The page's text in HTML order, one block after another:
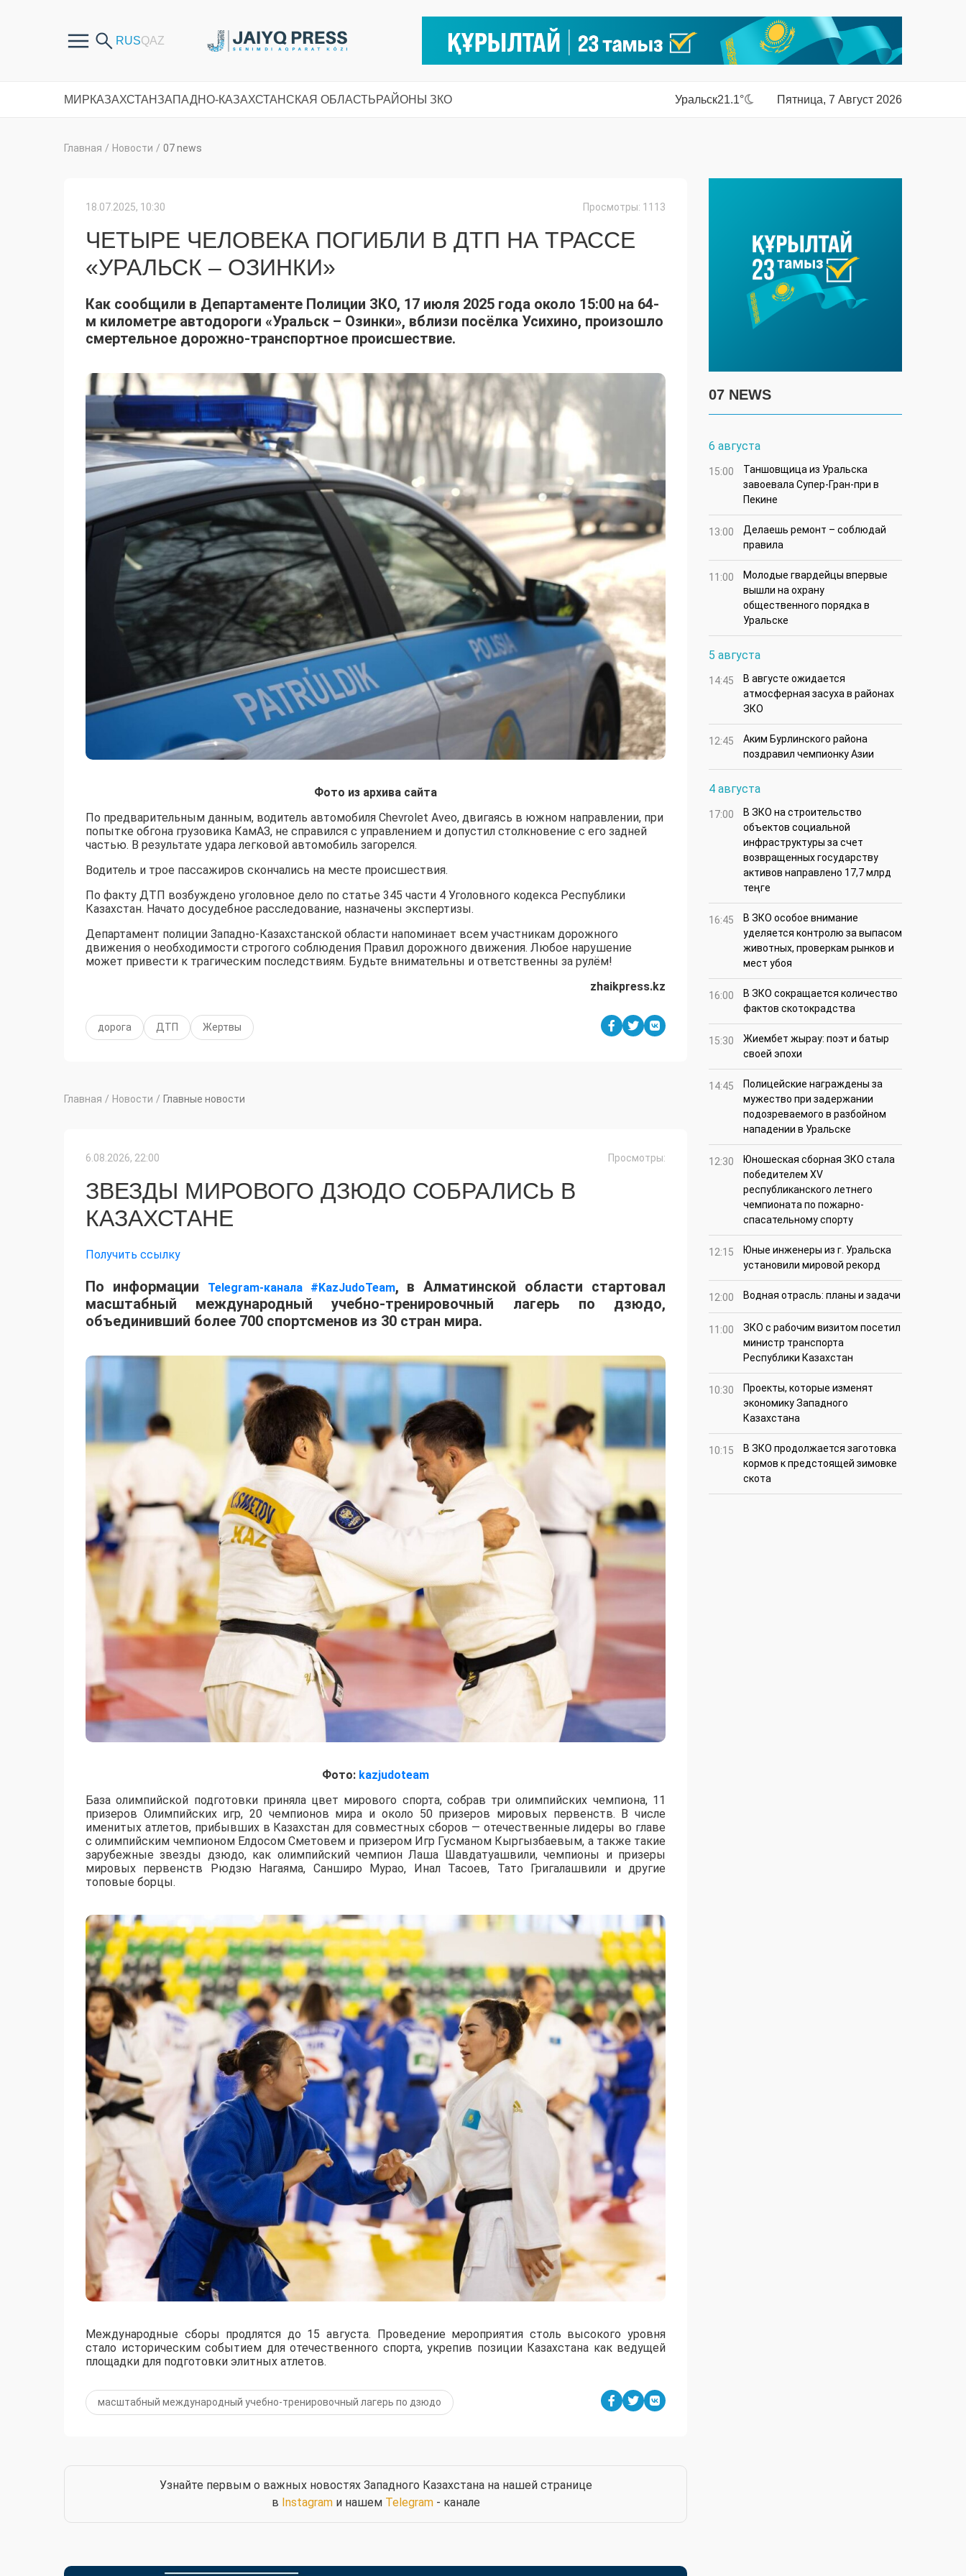
МИРКАЗАХСТАНЗАПАДНО-КАЗАХСТАНСКАЯ ОБЛАСТЬРАЙОНЫ ЗКО Уральск21.1° Пятница, 7 Август 2026
Главная / Новости / 07 news
18.07.2025, 10:30 Просмотры: 1113
ЧЕТЫРЕ ЧЕЛОВЕКА ПОГИБЛИ В ДТП НА ТРАССЕ
«УРАЛЬСК – ОЗИНКИ»
Как сообщили в Департаменте Полиции ЗКО, 17 июля 2025 года около 15:00 на 64-
м километре автодороги «Уральск – Озинки», вблизи посёлка Усихино, произошло
смертельное дорожно-транспортное происшествие.
Фото из архива сайта
По предварительным данным, водитель автомобиля Chevrolet Aveo, двигаясь в южном направлении, при
попытке обгона грузовика КамАЗ, не справился с управлением и допустил столкновение с его задней
частью. В результате удара легковой автомобиль загорелся.
Водитель и трое пассажиров скончались на месте происшествия.
По факту ДТП возбуждено уголовное дело по статье 345 части 4 Уголовного кодекса Республики
Казахстан. Начато досудебное расследование, назначены экспертизы.
Департамент полиции Западно-Казахстанской области напоминает всем участникам дорожного
движения о необходимости строгого соблюдения Правил дорожного движения. Любое нарушение
может привести к трагическим последствиям. Будьте внимательны и ответственны за рулём!
zhaikpress.kz
дорога ДТП Жертвы
Главная / Новости / Главные новости
6.08.2026, 22:00 Просмотры:
ЗВЕЗДЫ МИРОВОГО ДЗЮДО СОБРАЛИСЬ В
КАЗАХСТАНЕ
Получить ссылку
По информации Telegram-канала #KazJudoTeam, в Алматинской области стартовал
масштабный международный учебно-тренировочный лагерь по дзюдо,
объединивший более 700 спортсменов из 30 стран мира.
Фото: kazjudoteam
База олимпийской подготовки приняла цвет мирового спорта, собрав три олимпийских чемпиона, 11
призеров Олимпийских игр, 20 чемпионов мира и около 50 призеров мировых первенств. В числе
именитых атлетов, прибывших в Казахстан для совместных сборов — отечественные лидеры во главе
с олимпийским чемпионом Елдосом Сметовем и призером Игр Гусманом Кыргызбаевым, а также такие
зарубежные звезды дзюдо, как олимпийский чемпион Лаша Шавдатуашвили, чемпионы и призеры
мировых первенств Рюдзю Нагаяма, Санширо Мурао, Инал Тасоев, Тато Григалашвили и другие
топовые борцы.
Международные сборы продлятся до 15 августа. Проведение мероприятия столь высокого уровня
стало историческим событием для отечественного спорта, укрепив позиции Казахстана как ведущей
площадки для подготовки элитных атлетов.
масштабный международный учебно-тренировочный лагерь по дзюдо
Узнайте первым о важных новостях Западного Казахстана на нашей странице
в Instagramи нашем Telegram- канале
07 NEWS
6 августа
15:00
Таншовщица из Уральска
завоевала Супер-Гран-при в
Пекине
13:00
Делаешь ремонт – соблюдай
правила
11:00
Молодые гвардейцы впервые
вышли на охрану
общественного порядка в
Уральске
5 августа
14:45
В августе ожидается
атмосферная засуха в районах
ЗКО
12:45
Аким Бурлинского района
поздравил чемпионку Азии
4 августа
17:00
В ЗКО на строительство
объектов социальной
инфраструктуры за счет
возвращенных государству
активов направлено 17,7 млрд
теңге
16:45
В ЗКО особое внимание
уделяется контролю за выпасом
животных, проверкам рынков и
мест убоя
16:00
В ЗКО сокращается количество
фактов скотокрадства
15:30
Жиембет жырау: поэт и батыр
своей эпохи
14:45
Полицейские награждены за
мужество при задержании
подозреваемого в разбойном
нападении в Уральске
12:30
Юношеская сборная ЗКО стала
победителем XV
республиканского летнего
чемпионата по пожарно-
спасательному спорту
12:15
Юные инженеры из г. Уральска
установили мировой рекорд
12:00 Водная отрасль: планы и задачи
11:00
ЗКО с рабочим визитом посетил
министр транспорта
Республики Казахстан
10:30
Проекты, которые изменят
экономику Западного
Казахстана
10:15
В ЗКО продолжается заготовка
кормов к предстоящей зимовке
скота